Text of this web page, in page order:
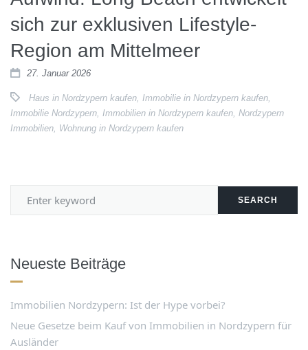
sich zur exklusiven Lifestyle-
Region am Mittelmeer
27. Januar 2026
Haus in Nordzypern kaufen, Immobilie in Nordzypern kaufen,
Immobilie Nordzypern, Immobilien in Nordzypern kaufen, Nordzypern
Immobilien, Wohnung in Nordzypern kaufen
SEARCH
Neueste Beiträge
Immobilien Nordzypern: Ist der Hype vorbei?
Neue Gesetze beim Kauf von Immobilien in Nordzypern für
Ausländer